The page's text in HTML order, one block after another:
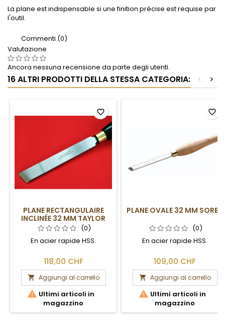
La plane estindispensable si une finition précise est requise par
l'outil.
Commenti (0)
Valutazione
Ancora nessuna recensione da parte degli utenti.
16 ALTRI PRODOTTI DELLA STESSA CATEGORIA: >
<
PLANE RECTANGULAIRE
INCLINÉE 32 MM TAYLOR
(0)
En acier rapide HSS.
118,00 CHF
 Aggiungi al carrello
 Ultimi articoli in
magazzino
favorite_border
PLANE OVALE 32 MM SORBY
(0)
En acier rapide HSS.
109,00 CHF
 Aggiungi al carrello
 Ultimi articoli in
magazzino
favorite_border